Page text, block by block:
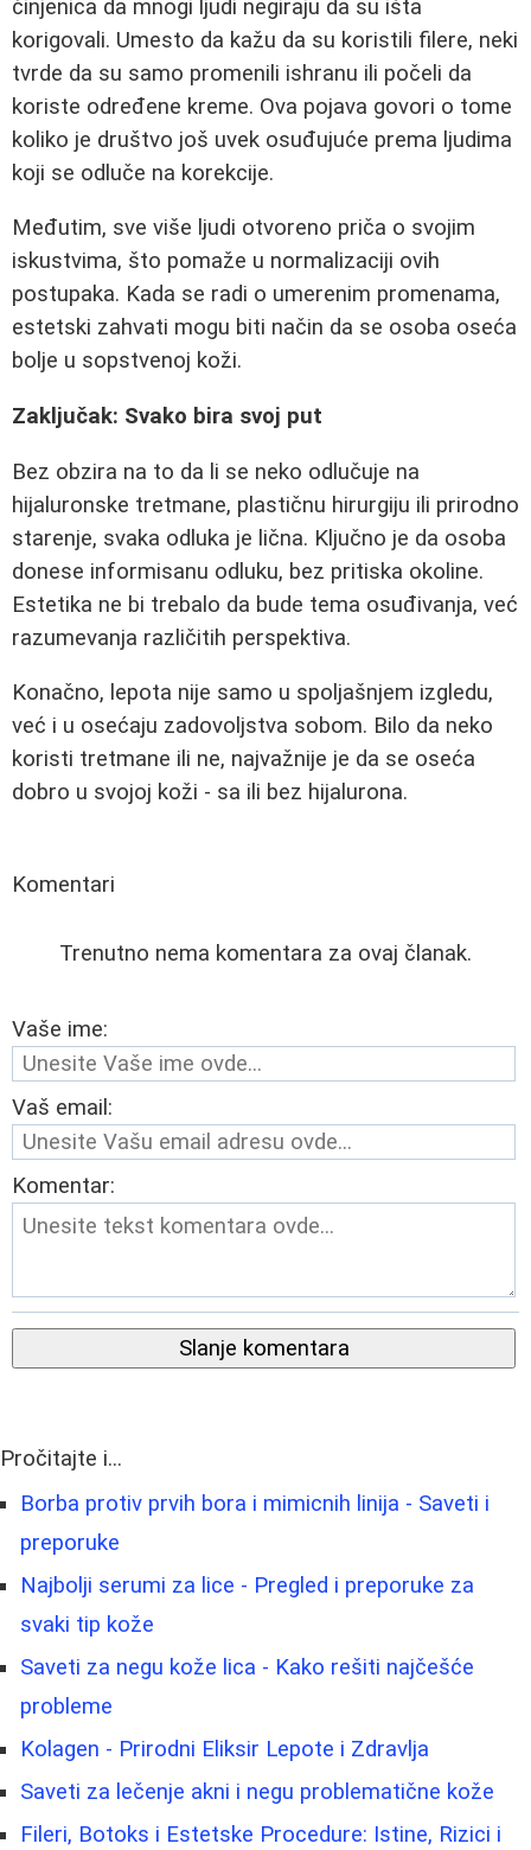
činjenica da mnogi ljudi negiraju da su išta
korigovali. Umesto da kažu da su koristili filere, neki
tvrde da su samo promenili ishranu ili počeli da
koriste određene kreme. Ova pojava govori o tome
koliko je društvo još uvek osuđujuće prema ljudima
koji se odluče na korekcije.
Međutim, sve više ljudi otvoreno priča o svojim
iskustvima, što pomaže u normalizaciji ovih
postupaka. Kada se radi o umerenim promenama,
estetski zahvati mogu biti način da se osoba oseća
bolje u sopstvenoj koži.
Zaključak: Svako bira svoj put
Bez obzira na to da li se neko odlučuje na
hijaluronske tretmane, plastičnu hirurgiju ili prirodno
starenje, svaka odluka je lična. Ključno je da osoba
donese informisanu odluku, bez pritiska okoline.
Estetika ne bi trebalo da bude tema osuđivanja, već
razumevanja različitih perspektiva.
Konačno, lepota nije samo u spoljašnjem izgledu,
već i u osećaju zadovoljstva sobom. Bilo da neko
koristi tretmane ili ne, najvažnije je da se oseća
dobro u svojoj koži - sa ili bez hijalurona.
Komentari
Trenutno nema komentara za ovaj članak.
Vaše ime:
Vaš email:
Komentar:
Slanje komentara
Pročitajte i...
Borba protiv prvih bora i mimicnih linija - Saveti i
preporuke
Najbolji serumi za lice - Pregled i preporuke za
svaki tip kože
Saveti za negu kože lica - Kako rešiti najčešće
probleme
Kolagen - Prirodni Eliksir Lepote i Zdravlja
Saveti za lečenje akni i negu problematične kože
Fileri, Botoks i Estetske Procedure: Istine, Rizici i